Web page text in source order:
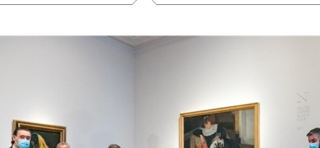
para Multimedia
para Redes sociales